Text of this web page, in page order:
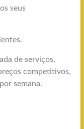
seus
de serviços,
competitivos,
semana.